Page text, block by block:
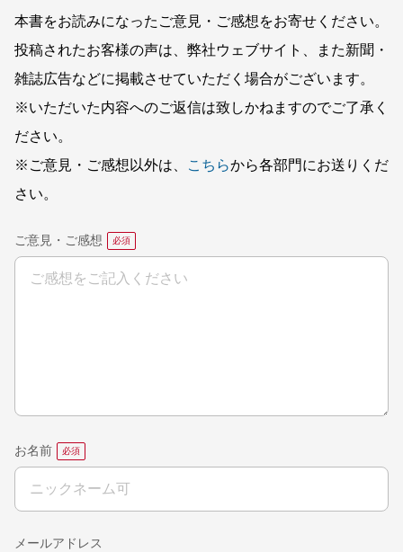
本書をお読みになったご意見・ご感想をお寄せください。
投稿されたお客様の声は、弊社ウェブサイト、また新聞・
雑誌広告などに掲載させていただく場合がございます。
※いただいた内容へのご返信は致しかねますのでご了承く
ださい。
※ご意見・ご感想以外は、
こちらから各部門にお送りくだ
さい。
ご意見・ご感想
お名前
メールアドレス